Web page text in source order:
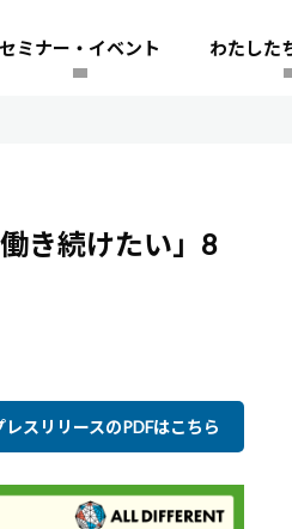
セミナー・イベント わたした
き続けたい」8
レスリリースのPDFはこちら